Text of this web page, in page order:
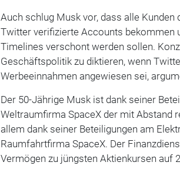
Auch schlug Musk vor, dass alle Kunden
Twitter verifizierte Accounts bekommen
Timelines verschont werden sollen.
Geschäftspolitik zu diktieren, wenn
Werbeeinnahmen angewiesen sei,
Der 50-Jährige Musk ist dank seiner
Weltraumfirma SpaceX der mit Abstand
allem dank seiner Beteiligungen am
Raumfahrtfirma SpaceX. Der
Vermögen zu jüngsten Aktienkursen auf